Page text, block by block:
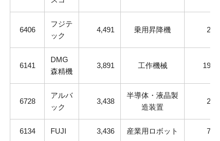
6406
フジテ
ック
4,491 乗用昇降機
6141
DMG
森精機
3,891 工作機械
6728
アルバ
ック
3,438
半導体・液晶製
造装置
6134 FUJI 3,436 産業用ロボット